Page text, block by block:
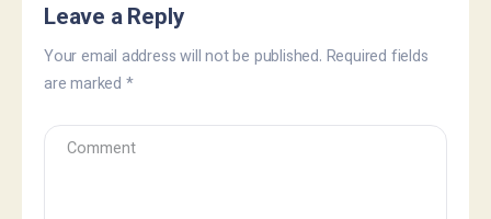
Leave a Reply
Your email address will not be published. Required fields
are marked *